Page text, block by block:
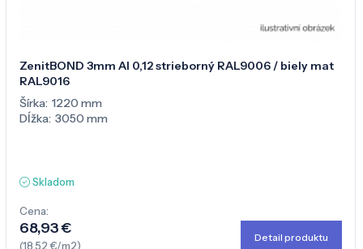
ZenitBOND 3mm Al 0,12 strieborný RAL9006 / biely mat
RAL9016
Šírka: 1220 mm
Dĺžka: 3050 mm
Skladom
Cena:
68,93 €
(18,52 €/m2)
Detail produktu